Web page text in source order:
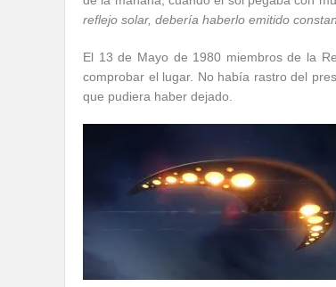
reflejo solar, debería haberlo emitido
El 13 de Mayo de 1980 miembros de la
comprobar el lugar. No había rastro del
que pudiera haber dejado.